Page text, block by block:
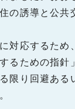
の誘導と公
対応するた
るための指
限り回避あ